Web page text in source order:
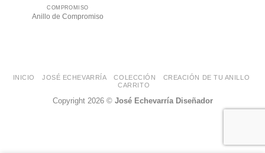
COMPROMISO
Anillo de Compromiso
INICIO JOSÉ ECHEVARRÍA COLECCIÓN
CREACIÓN DE TU ANILLO
CARRITO
Copyright 2026 © José Echevarría Diseñador